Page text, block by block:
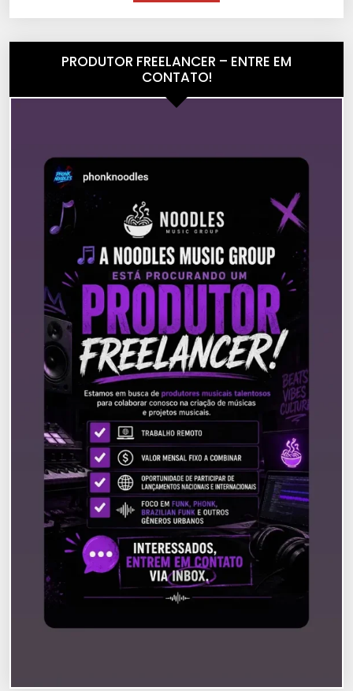
PRODUTOR FREELANCER – ENTRE EM
CONTATO!